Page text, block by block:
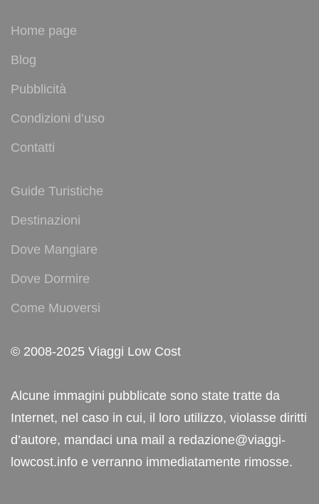
Home page
Blog
Pubblicità
Condizioni d’uso
Contatti
Guide Turistiche
Destinazioni
Dove Mangiare
Dove Dormire
Come Muoversi
© 2008-2025 Viaggi Low Cost
Alcune immagini pubblicate sono state tratte da
Internet, nel caso in cui, il loro utilizzo, violasse diritti
d’autore, mandaci una mail a redazione@viaggi-
lowcost.info e verranno immediatamente rimosse.